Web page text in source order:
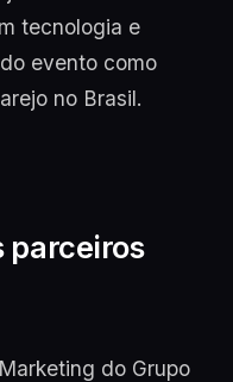
tecnologia e
evento como
no Brasil.
parceiros
do Grupo